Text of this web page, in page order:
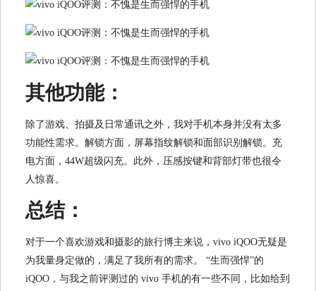
其他功能：
除了游戏、拍摄及日常通讯之外，我对手机本身并没有太多
功能性需求。解锁方面，屏幕指纹解锁和面部识别解锁。充
电方面，44W超级闪充。此外，压感按键和背部灯带也很令
人惊喜。
总结：
对于一个喜欢游戏和摄影的旅行博主来说，vivo iQOO无疑是
为我量身定做的，满足了我所有的需求。 “生而强悍”的
iQOO，与我之前评测过的 vivo 手机的有一些不同，比如给到